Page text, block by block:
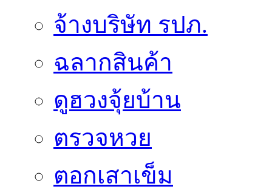
จ้างบริษัท รปภ.
ฉลากสินค้า
ดูฮวงจุ้ยบ้าน
ตรวจหวย
ตอกเสาเข็ม